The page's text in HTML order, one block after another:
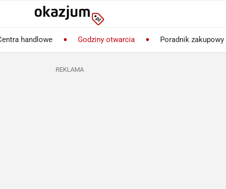
handlowe Godziny otwarcia Poradnik zakupowy
REKLAMA